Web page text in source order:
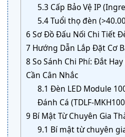
5.3 Cấp Bảo Vệ IP
5.4Tuổi thọ đèn
6 Sơ Đồ Đấu Nối Chi Tiết
7 Hướng Dẫn Lắp Đặt Cơ
8 So Sánh Chi Phí: Đắt Hay
Cần Cân Nhắc
8.1 Đèn LED Module
Đánh Cá (TDLF-
9 Bí Mật Từ Chuyên Gia
9.1 Bí mật từ chuyên